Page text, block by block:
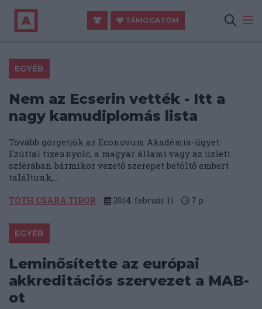
TÁMOGATOM
EGYÉB
Nem az Ecserin vették - Itt a
nagy kamudiplomás lista
Tovább görgetjük az Econovum Akadémia-ügyet.
Ezúttal tizennyolc, a magyar állami vagy az üzleti
szférában bármikor vezető szerepet betöltő embert
találtunk,...
TÓTH CSABA TIBOR 2014. február 11. 7 p
EGYÉB
Leminősítette az európai
akkreditációs szervezet a MAB-
ot